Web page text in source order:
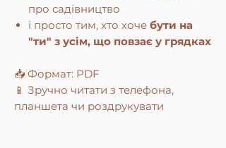
про садівництво
і просто тим, хто хоче бути на
"ти" з усім, що повзає у грядках
📥 Формат: PDF
📱 Зручно читати з телефона,
планшета чи роздрукувати